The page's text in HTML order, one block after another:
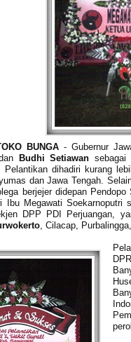
BUNGA - Gubernur
Budhi Setiawan sebagai
Pelantikan dihadiri kurang
dan Jawa Tengah.
berjejer didepan
Megawati Soekarnoputri
DPP PDI Perjuangan,
, Cilacap,